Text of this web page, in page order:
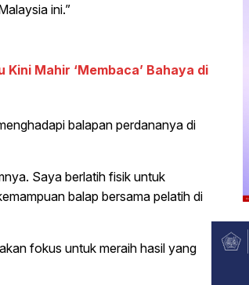
ini.”
Kini Mahir ‘Membaca’ Bahaya di
balapan perdananya di
Saya berlatih fisik untuk
balap bersama pelatih di
fokus untuk meraih hasil yang